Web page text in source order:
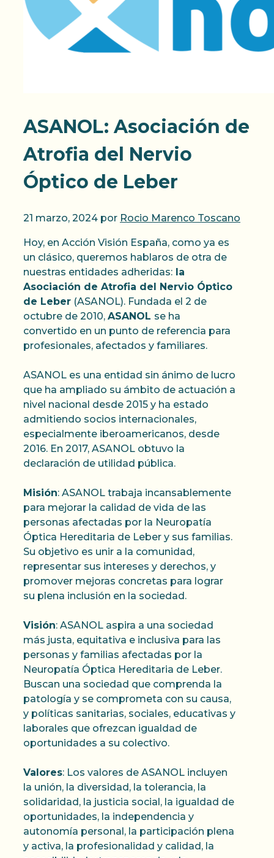
ASANOL: Asociación de
Atrofia del Nervio
Óptico de Leber
21 marzo, 2024 por Rocio Marenco Toscano
Hoy, en Acción Visión España, como ya es
un clásico, queremos hablaros de otra de
nuestras entidades adheridas: la
Asociación de Atrofia del Nervio Óptico
de Leber (ASANOL). Fundada el 2 de
octubre de 2010, ASANOL se ha
convertido en un punto de referencia para
profesionales, afectados y familiares.
ASANOL es una entidad sin ánimo de lucro
que ha ampliado su ámbito de actuación a
nivel nacional desde 2015 y ha estado
admitiendo socios internacionales,
especialmente iberoamericanos, desde
2016. En 2017, ASANOL obtuvo la
declaración de utilidad pública.
Misión: ASANOL trabaja incansablemente
para mejorar la calidad de vida de las
personas afectadas por la Neuropatía
Óptica Hereditaria de Leber y sus familias.
Su objetivo es unir a la comunidad,
representar sus intereses y derechos, y
promover mejoras concretas para lograr
su plena inclusión en la sociedad.
Visión: ASANOL aspira a una sociedad
más justa, equitativa e inclusiva para las
personas y familias afectadas por la
Neuropatía Óptica Hereditaria de Leber.
Buscan una sociedad que comprenda la
patología y se comprometa con su causa,
y políticas sanitarias, sociales, educativas y
laborales que ofrezcan igualdad de
oportunidades a su colectivo.
Valores: Los valores de ASANOL incluyen
la unión, la diversidad, la tolerancia, la
solidaridad, la justicia social, la igualdad de
oportunidades, la independencia y
autonomía personal, la participación plena
y activa, la profesionalidad y calidad, la